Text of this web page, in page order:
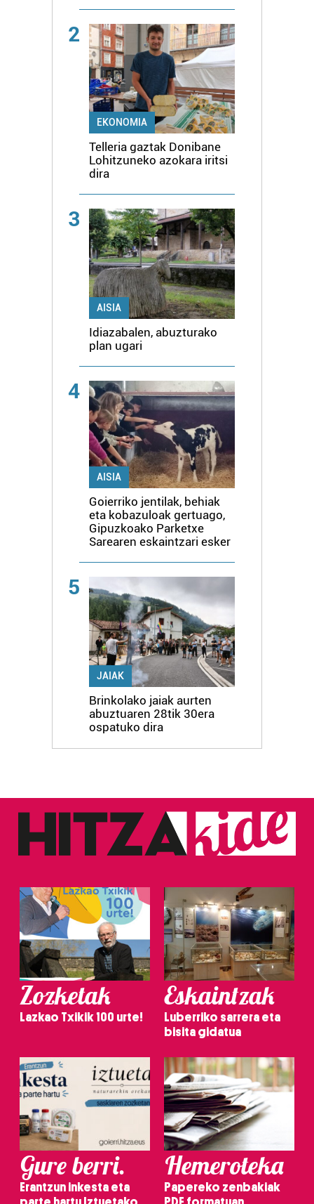
2
EKONOMIA
Telleria gaztak Donibane
Lohitzuneko azokara iritsi
dira
3
AISIA
Idiazabalen, abuzturako
plan ugari
4
AISIA
Goierriko jentilak, behiak
eta kobazuloak gertuago,
Gipuzkoako Parketxe
Sarearen eskaintzari esker
5
JAIAK
Brinkolako jaiak aurten
abuztuaren 28tik 30era
ospatuko dira
Zozketak
Lazkao Txikik 100 urte!
Eskaintzak
Luberriko sarrera eta
bisita gidatua
Gure berri.
Erantzun inkesta eta
Hemeroteka
Papereko zenbakiak